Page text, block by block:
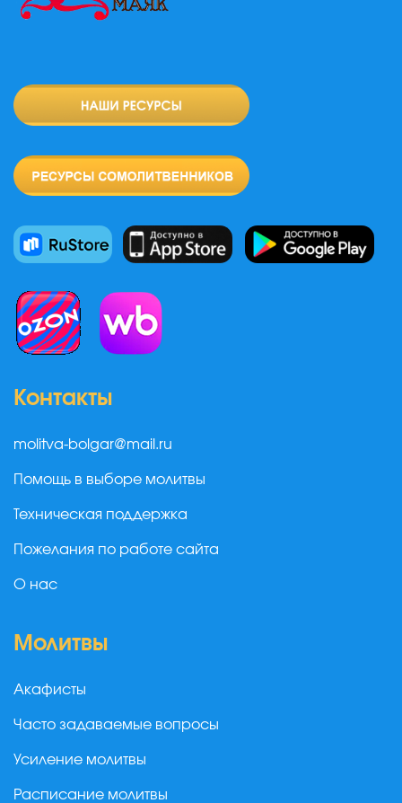
Контакты
molitva-bolgar@mail.ru
Помощь в выборе молитвы
Техническая поддержка
Пожелания по работе сайта
О нас
Молитвы
Акафисты
Часто задаваемые вопросы
Усиление молитвы
Расписание молитвы